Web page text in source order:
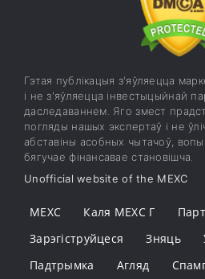
Гэтая публікацыя з'яўляецца
і не з'яўляецца інвестыцыйнай
даследаваннем. Яго змест
погляды нашых экспертаў і не
абставіны асобных чытачоў,
бягучае фінансавае становішча.
Unofficial website of the MEXC
MEXC Каля MEXC Г
Зарэгіструйцеся
Зняць
Падтрымка
Агляд